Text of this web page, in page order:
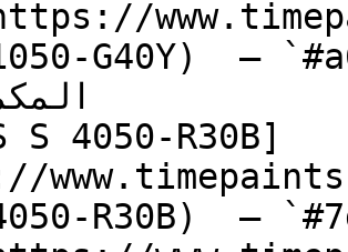
G40Y)  —
S 4050-R30B]
R30B)  —